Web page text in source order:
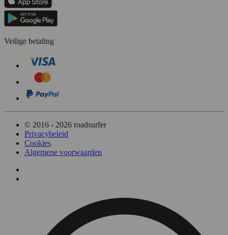
Veilige betaling
© 2016 - 2026 roadsurfer
Privacybeleid
Cookies
Algemene voorwaarden